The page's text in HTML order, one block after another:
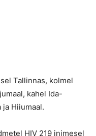
Tallinnas, kolmel
kahel Ida-
Hiiumaal.
HIV 219 inimesel